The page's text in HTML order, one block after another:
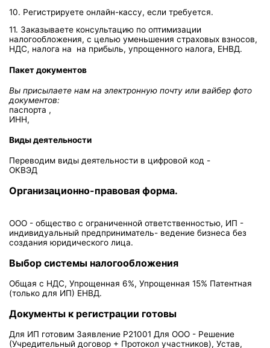
10. Регистрируете онлайн-кассу, если требуется.
11. Заказываете консультацию по оптимизации
налогообложения, с целью уменьшения страховых взносов,
НДС, налога на на прибыль, упрощенного налога, ЕНВД.
Пакет документов
Вы присылаете нам на электронную почту или вайбер фото
документов:
паспорта ,
ИНН,
Виды деятельности
Переводим виды деятельности в цифровой код -
ОКВЭД
Организационно-правовая форма.
ООО - общество с ограниченной ответственностью, ИП -
индивидуальный предприниматель- ведение бизнеса без
создания юридического лица.
Выбор системы налогообложения
Общая с НДС, Упрощенная 6%, Упрощенная 15% Патентная
(только для ИП) ЕНВД.
Документы к регистрации готовы
Для ИП готовим Заявление Р21001 Для ООО - Решение
(Учредительный договор + Протокол участников), Устав,